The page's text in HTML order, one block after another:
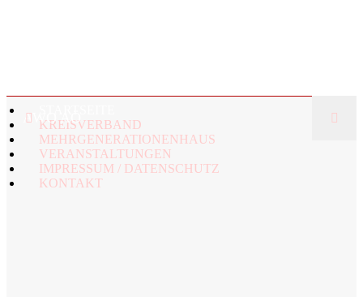
AWO AÖ
KREISVERBAND
MEHRGENERATIONENHAUS
VERANSTALTUNGEN
IMPRESSUM / DATENSCHUTZ
KONTAKT